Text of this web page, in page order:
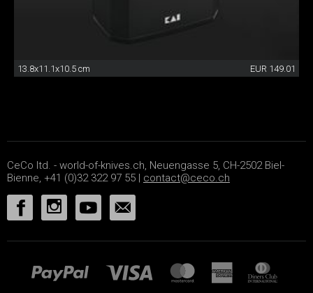
13.8x11.1x10.5 cm EUR 149.01
CeCo ltd. - world-of-knives.ch, Neuengasse 5, CH-2502 Biel-
Bienne, +41 (0)32 322 97 55 | contact@ceco.ch